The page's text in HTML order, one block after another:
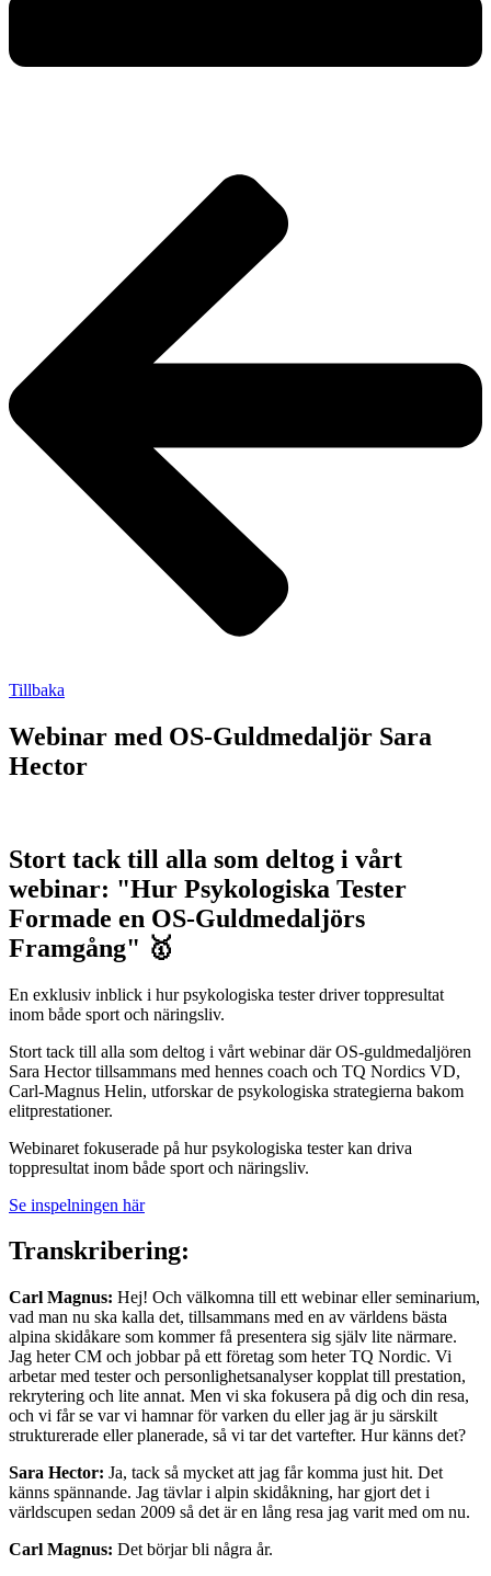
Tillbaka
Webinar med OS-Guldmedaljör Sara
Hector
Stort tack till alla som deltog i vårt
webinar: "Hur Psykologiska Tester
Formade en OS-Guldmedaljörs
Framgång" 🥇
En exklusiv inblick i hur psykologiska tester driver toppresultat
inom både sport och näringsliv.
Stort tack till alla som deltog i vårt webinar där OS-guldmedaljören
Sara Hector tillsammans med hennes coach och TQ Nordics VD,
Carl-Magnus Helin, utforskar de psykologiska strategierna bakom
elitprestationer.
Webinaret fokuserade på hur psykologiska tester kan driva
toppresultat inom både sport och näringsliv.
Se inspelningen här
Transkribering:
Carl Magnus: Hej! Och välkomna till ett webinar eller seminarium,
vad man nu ska kalla det, tillsammans med en av världens bästa
alpina skidåkare som kommer få presentera sig själv lite närmare.
Jag heter CM och jobbar på ett företag som heter TQ Nordic. Vi
arbetar med tester och personlighetsanalyser kopplat till prestation,
rekrytering och lite annat. Men vi ska fokusera på dig och din resa,
och vi får se var vi hamnar för varken du eller jag är ju särskilt
strukturerade eller planerade, så vi tar det vartefter. Hur känns det?
Sara Hector: Ja, tack så mycket att jag får komma just hit. Det
känns spännande. Jag tävlar i alpin skidåkning, har gjort det i
världscupen sedan 2009 så det är en lång resa jag varit med om nu.
Carl Magnus: Det börjar bli några år.